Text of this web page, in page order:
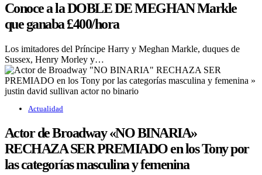
Conoce a la DOBLE DE MEGHAN Markle
que ganaba £400/hora
Los imitadores del Príncipe Harry y Meghan Markle, duques de
Sussex, Henry Morley y…
Actualidad
Actor de Broadway «NO BINARIA»
RECHAZA SER PREMIADO en los Tony por
las categorías masculina y femenina